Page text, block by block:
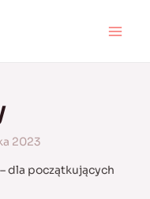
2023
dla początkujących